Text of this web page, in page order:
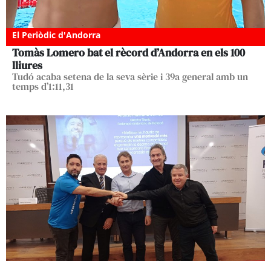
El Periòdic d'Andorra
Tomàs Lomero bat el rècord d’Andorra en els 100
lliures
Tudó acaba setena de la seva sèrie i 39a general amb un
temps d’1:11,31